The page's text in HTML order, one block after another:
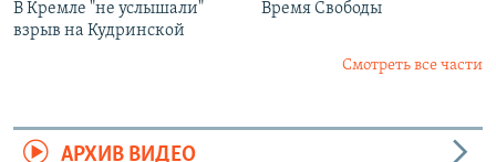
В Кремле "не услышали"
взрыв на Кудринской
Время Свободы
Смотреть все части
АРХИВ ВИДЕО